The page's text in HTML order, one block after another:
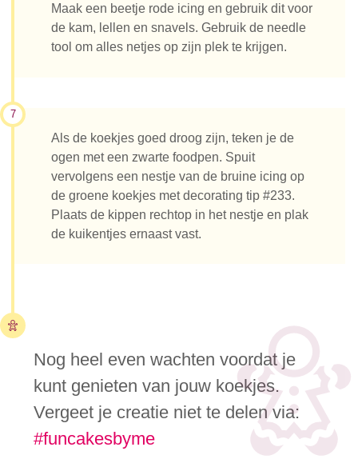
Maak een beetje rode icing en gebruik dit voor
de kam, lellen en snavels. Gebruik de needle
tool om alles netjes op zijn plek te krijgen.
7
Als de koekjes goed droog zijn, teken je de
ogen met een zwarte foodpen. Spuit
vervolgens een nestje van de bruine icing op
de groene koekjes met decorating tip #233.
Plaats de kippen rechtop in het nestje en plak
de kuikentjes ernaast vast.
Nog heel even wachten voordat je
kunt genieten van jouw koekjes.
Vergeet je creatie niet te delen via:
#funcakesbyme